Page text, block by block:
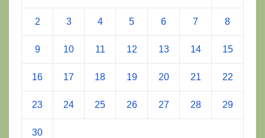
2 3 4 5 6 7 8
9 10 11 12 13 14 15
16 17 18 19 20 21 22
23 24 25 26 27 28 29
30